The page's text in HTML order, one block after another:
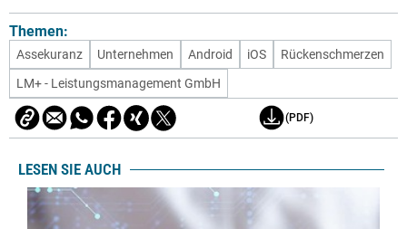
Themen:
Assekuranz Unternehmen Android iOS
Rückenschmerzen
LM+ - Leistungsmanagement GmbH
(PDF)
LESEN SIE AUCH